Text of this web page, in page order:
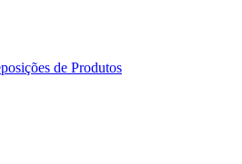
de Produtos